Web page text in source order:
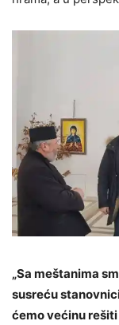
„Sa meštanima
susreću
ćemo većinu rešiti